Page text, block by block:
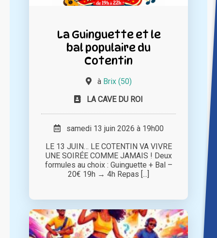
La Guinguette et le
bal populaire du
Cotentin
à Brix (50)
LA CAVE DU ROI
samedi 13 juin 2026 à 19h00
LE 13 JUIN… LE COTENTIN VA VIVRE
UNE SOIRÉE COMME JAMAIS ! Deux
formules au choix : Guinguette + Bal –
20€ 19h → 4h Repas [...]